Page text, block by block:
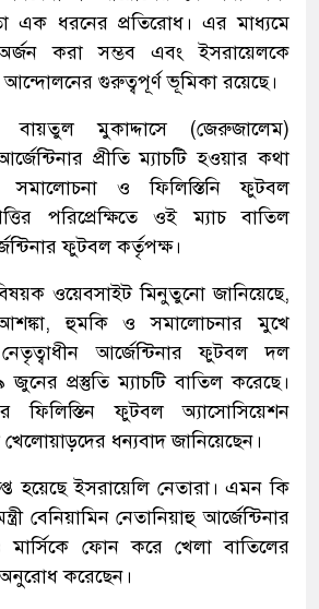
এক ধরনের প্রতিরোধ। এর মাধ্যমে
করা সম্ভব এবং ইসরায়েলকে
গুরুত্বপূর্ণ ভূমিকা রয়েছে।
মুকাদ্দাসে (জেরুজালেম)
প্রীতি ম্যাচটি হওয়ার কথা
সমালোচনা ও ফিলিস্তিনি ফুটবল
পরিপ্রেক্ষিতে ওই ম্যাচ বাতিল
ফুটবল কর্তৃপক্ষ।
ওয়েবসাইট মিনুতুনো জানিয়েছে,
আশঙ্কা, হুমকি ও সমালোচনার মুখে
আর্জেন্টিনার ফুটবল দল
জুনের প্রস্তুতি ম্যাচটি বাতিল করেছে।
ফিলিস্তিন ফুটবল অ্যাসোসিয়েশন
ধন্যবাদ জানিয়েছেন।
হয়েছে ইসরায়েলি নেতারা। এমন কি
বেনিয়ামিন নেতানিয়াহু আর্জেন্টিনার
মার্সিকে ফোন করে খেলা বাতিলের
অনুরোধ করেছেন।